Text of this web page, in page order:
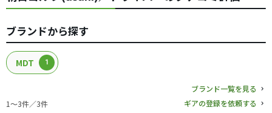
ブランドから探す
MDT 1
1〜3件／3件
ブランド一覧を見る
ギアの登録を依頼する